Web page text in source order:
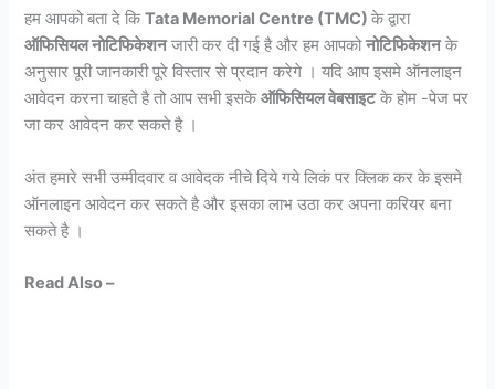
हम आपको बता दे किTata Memorial Centre (TMC)के द्वारा
ऑफिसियल नोटिफिकेशनजारी कर दी गई है और हम आपकोनोटिफिकेशनके
अनुसार पूरी जानकारी पूरे विस्तार से प्रदान करेगे । यदि आप इसमे ऑनलाइन
आवेदन करना चाहते है तो आप सभी इसकेऑफिसियल वेबसाइटके होम -पेज पर
जा कर आवेदन कर सकते है ।
अंत हमारे सभी उम्मीदवार व आवेदक नीचे दिये गये लिकं पर क्लिक कर के इसमे
ऑनलाइन आवेदन कर सकते है और इसका लाभ उठा कर अपना करियर बना
सकते है ।
Read Also –